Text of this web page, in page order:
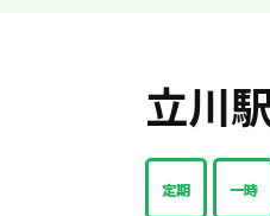
立川
定期 一時